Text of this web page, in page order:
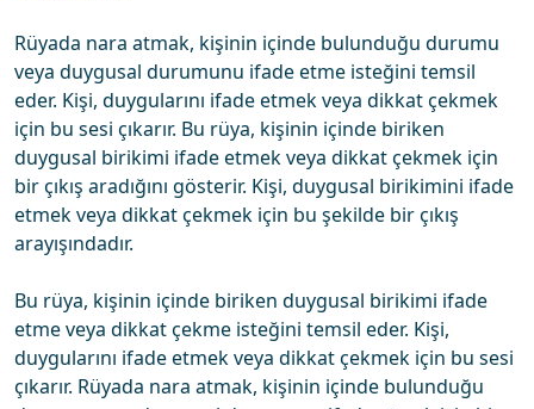
Rüyada nara atmak, kişinin içinde bulunduğu durumu
veya duygusal durumunu ifade etme isteğini temsil
eder. Kişi, duygularını ifade etmek veya dikkat çekmek
için bu sesi çıkarır. Bu rüya, kişinin içinde biriken
duygusal birikimi ifade etmek veya dikkat çekmek için
bir çıkış aradığını gösterir. Kişi, duygusal birikimini ifade
etmek veya dikkat çekmek için bu şekilde bir çıkış
arayışındadır.
Bu rüya, kişinin içinde biriken duygusal birikimi ifade
etme veya dikkat çekme isteğini temsil eder. Kişi,
duygularını ifade etmek veya dikkat çekmek için bu sesi
çıkarır. Rüyada nara atmak, kişinin içinde bulunduğu